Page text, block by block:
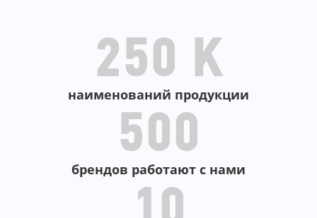
250 K
наименований продукции
500
брендов работают с нами